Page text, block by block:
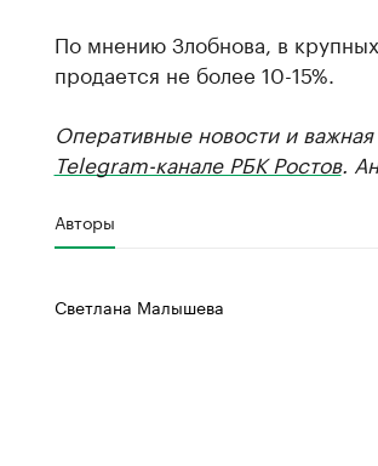
По мнению Злобнова, в
продается не более 10-15%.
Оперативные новости и
Telegram-канале РБК Ростов.
Авторы
Светлана Малышева